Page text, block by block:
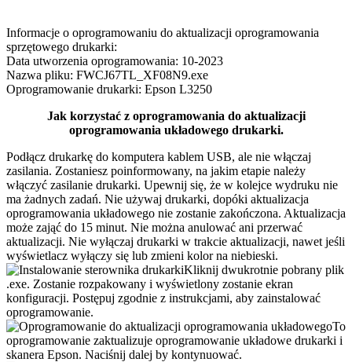
Informacje o oprogramowaniu do aktualizacji oprogramowania
sprzętowego drukarki:
Data utworzenia oprogramowania: 10-2023
Nazwa pliku: FWCJ67TL_XF08N9.exe
Oprogramowanie drukarki: Epson L3250
Jak korzystać z oprogramowania do aktualizacji
oprogramowania układowego drukarki.
Podłącz drukarkę do komputera kablem USB, ale nie włączaj
zasilania. Zostaniesz poinformowany, na jakim etapie należy
włączyć zasilanie drukarki. Upewnij się, że w kolejce wydruku nie
ma żadnych zadań. Nie używaj drukarki, dopóki aktualizacja
oprogramowania układowego nie zostanie zakończona. Aktualizacja
może zająć do 15 minut. Nie można anulować ani przerwać
aktualizacji. Nie wyłączaj drukarki w trakcie aktualizacji, nawet jeśli
wyświetlacz wyłączy się lub zmieni kolor na niebieski.
Kliknij dwukrotnie pobrany plik
.exe. Zostanie rozpakowany i wyświetlony zostanie ekran
konfiguracji. Postępuj zgodnie z instrukcjami, aby zainstalować
oprogramowanie.
To
oprogramowanie zaktualizuje oprogramowanie układowe drukarki i
skanera Epson. Naciśnij dalej by kontynuować.